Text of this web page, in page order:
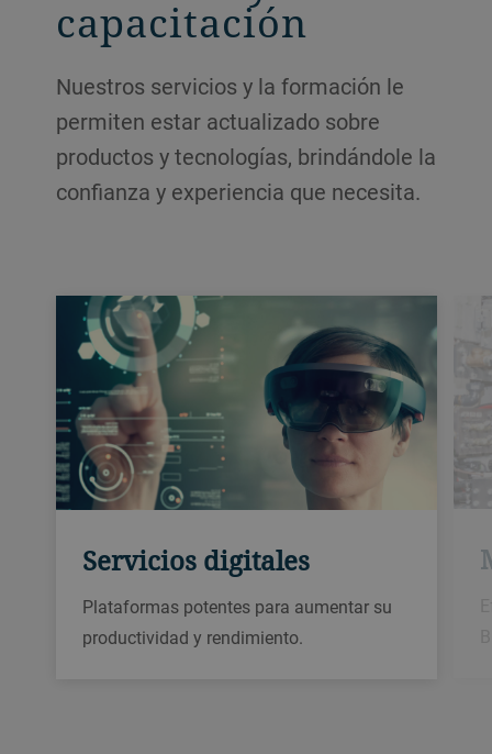
tecnología, servicios en línea e, incluso,
servicios predictivos basados en IoT para
capacitación
Nuestros servicios y la formación le
permiten estar actualizado sobre
productos y tecnologías, brindándole la
confianza y experiencia que necesita.
Servicios digitales
Plataformas potentes para aumentar su
productividad y rendimiento.